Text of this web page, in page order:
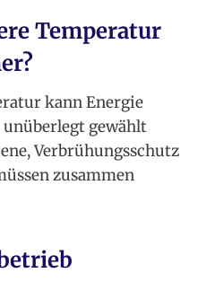
Temperatur
kann Energie
gewählt
Verbrühungsschutz
zusammen